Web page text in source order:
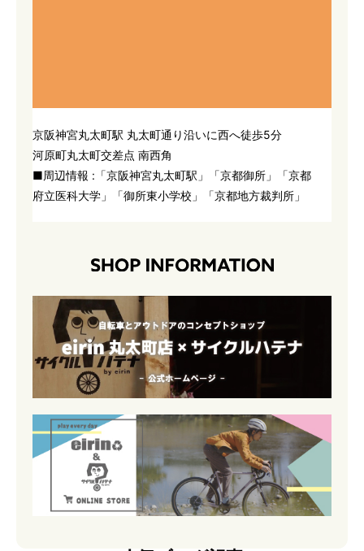
京阪神宮丸太町駅 丸太町通り沿いに西へ徒歩5分
河原町丸太町交差点 南西角
■周辺情報 :「京阪神宮丸太町駅」「京都御所」「京都
府立医科大学」「御所東小学校」「京都地方裁判所」